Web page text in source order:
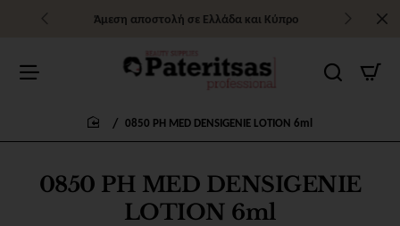
Άμεση αποστολή σε Ελλάδα και Κύπρο
0850 PH MED DENSIGENIE
LOTION 6ml
0850 PH MED DENSIGENIE LOTION 6ml